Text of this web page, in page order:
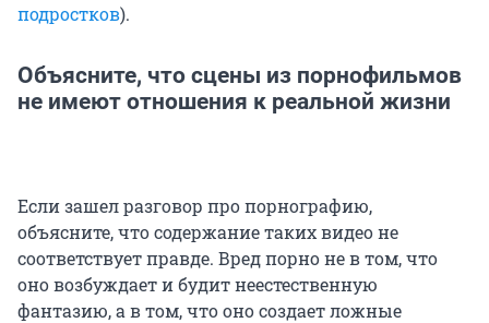
подростков).
Объясните, что сцены из порнофильмов
не имеют отношения к реальной жизни
Если зашел разговор про порнографию,
объясните, что содержание таких видео не
соответствует правде. Вред порно не в том, что
оно возбуждает и будит неестественную
фантазию, а в том, что оно создает ложные